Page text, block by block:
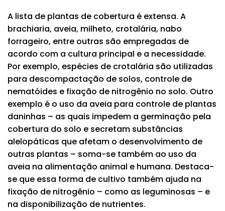
A lista de plantas de cobertura é extensa. A
brachiaria, aveia, milheto, crotalária, nabo
forrageiro, entre outras são empregadas de
acordo com a cultura principal e a necessidade.
Por exemplo, espécies de crotalária são utilizadas
para descompactação de solos, controle de
nematóides e fixação de nitrogênio no solo. Outro
exemplo é o uso da aveia para controle de plantas
daninhas – as quais impedem a germinação pela
cobertura do solo e secretam substâncias
alelopáticas que afetam o desenvolvimento de
outras plantas – soma-se também ao uso da
aveia na alimentação animal e humana. Destaca-
se que essa forma de cultivo também ajuda na
fixação de nitrogênio – como as leguminosas – e
na disponibilização de nutrientes.